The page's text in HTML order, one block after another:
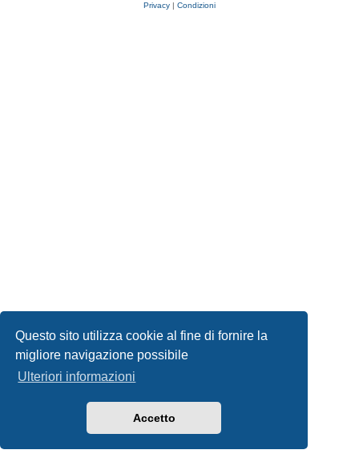
Questo sito utilizza cookie al fine di fornire la
migliore navigazione possibile
Ulteriori informazioni
Accetto
Privacy | Condizioni